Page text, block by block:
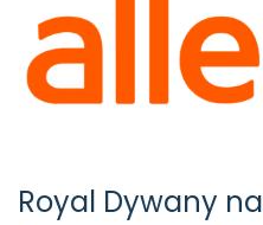
Royal Dywany